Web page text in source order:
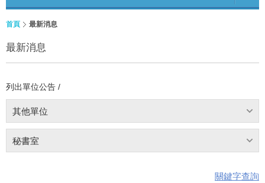
首頁 最新消息
最新消息
列出單位公告 /
其他單位
秘書室
關鍵字查詢